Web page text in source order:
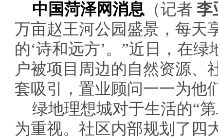
中国菏泽网消息 （记者 李
万亩赵王河公园盛景，每天
的‘诗和远方’。”近日，在
户被项目周边的自然资源、
套吸引，置业顾问一一为他
绿地理想城对于生活的“
为重视。社区内部规划了四